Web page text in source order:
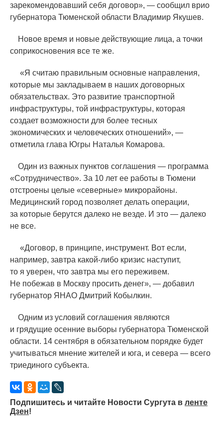
зарекомендовавший себя договор», — сообщил врио
губернатора Тюменской области Владимир Якушев.
Новое время и новые действующие лица, а точки
соприкосновения все те же.
«Я считаю правильным основные направления,
которые мы закладываем в наших договорных
обязательствах. Это развитие транспортной
инфраструктуры, той инфраструктуры, которая
создает возможности для более тесных
экономических и человеческих отношений», —
отметила глава Югры Наталья Комарова.
Один из важных пунктов соглашения — программа
«Сотрудничество». За 10 лет ее работы в Тюмени
отстроены целые «северные» микрорайоны.
Медицинский город позволяет делать операции,
за которые берутся далеко не везде. И это — далеко
не все.
«Договор, в принципе, инструмент. Вот если,
например, завтра какой-либо кризис наступит,
то я уверен, что завтра мы его переживем.
Не побежав в Москву просить денег», — добавил
губернатор ЯНАО Дмитрий Кобылкин.
Одним из условий соглашения являются
и грядущие осенние выборы губернатора Тюменской
области. 14 сентября в обязательном порядке будет
учитываться мнение жителей и юга, и севера — всего
триединого субъекта.
Подпишитесь и читайте Новости Сургута в ленте
Дзен!